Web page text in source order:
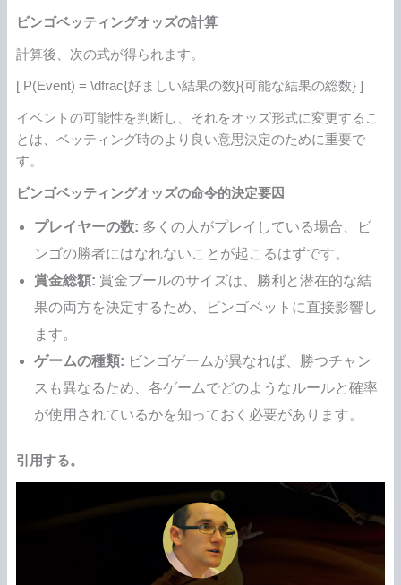
ビンゴベッティングオッズの計算
計算後、次の式が得られます。
[ P(Event) = \dfrac{好ましい結果の数}{可能な結果の総数} ]
イベントの可能性を判断し、それをオッズ形式に変更するこ
とは、ベッティング時のより良い意思決定のために重要で
す。
ビンゴベッティングオッズの命令的決定要因
プレイヤーの数: 多くの人がプレイしている場合、ビ
ンゴの勝者にはなれないことが起こるはずです。
賞金総額: 賞金プールのサイズは、勝利と潜在的な結
果の両方を決定するため、ビンゴベットに直接影響し
ます。
ゲームの種類: ビンゴゲームが異なれば、勝つチャン
スも異なるため、各ゲームでどのようなルールと確率
が使用されているかを知っておく必要があります。
引用する。